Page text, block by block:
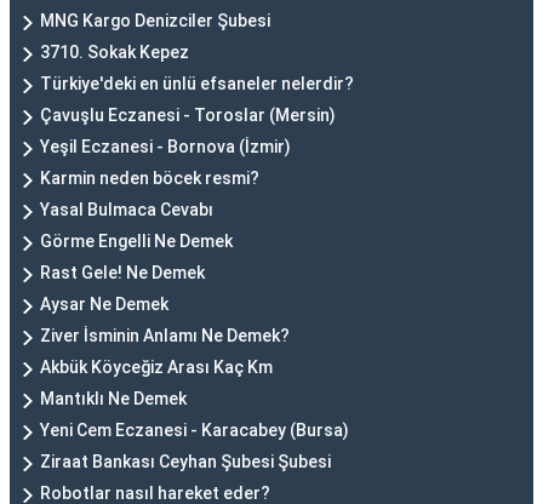
MNG Kargo Denizciler Şubesi
3710. Sokak Kepez
Türkiye'deki en ünlü efsaneler nelerdir?
Çavuşlu Eczanesi - Toroslar (Mersin)
Yeşil Eczanesi - Bornova (İzmir)
Karmin neden böcek resmi?
Yasal Bulmaca Cevabı
Görme Engelli Ne Demek
Rast Gele! Ne Demek
Aysar Ne Demek
Ziver İsminin Anlamı Ne Demek?
Akbük Köyceğiz Arası Kaç Km
Mantıklı Ne Demek
Yeni Cem Eczanesi - Karacabey (Bursa)
Ziraat Bankası Ceyhan Şubesi Şubesi
Robotlar nasıl hareket eder?